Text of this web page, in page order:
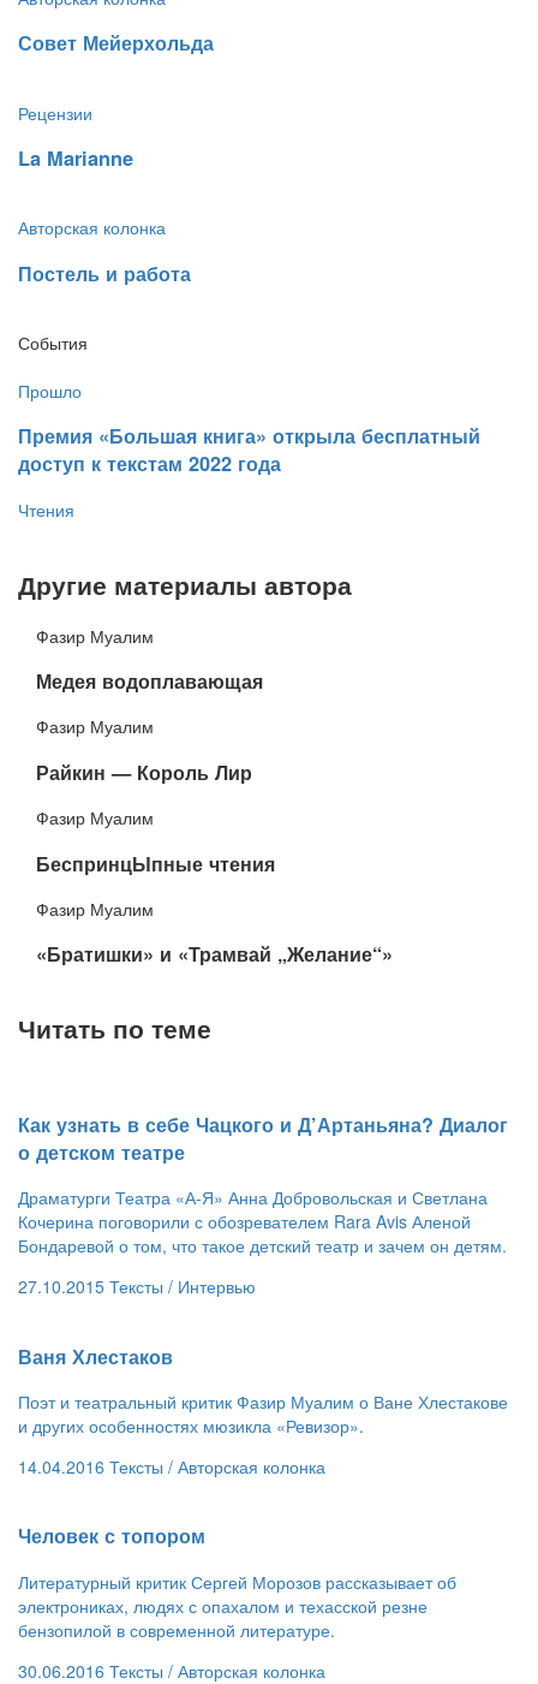
​Совет Мейерхольда
Рецензии
​La Marianne
Авторская колонка
​Постель и работа
События
Прошло
​Премия «Большая книга» открыла бесплатный
доступ к текстам 2022 года
Чтения
Другие материалы автора
Фазир Муалим
​Медея водоплавающая
Фазир Муалим
​Райкин — Король Лир
Фазир Муалим
​БеспринцЫпные чтения
Фазир Муалим
​«Братишки» и «Трамвай „Желание“»
Читать по теме
​Как узнать в себе Чацкого и Д’Артаньяна? Диалог
о детском театре
Драматурги Театра «А-Я» Анна Добровольская и Светлана
Кочерина поговорили с обозревателем Rara Avis Аленой
Бондаревой о том, что такое детский театр и зачем он детям.
27.10.2015 Тексты / Интервью
​Ваня Хлестаков
Поэт и театральный критик Фазир Муалим о Ване Хлестакове
и других особенностях мюзикла «Ревизор».
14.04.2016 Тексты / Авторская колонка
​Человек с топором
Литературный критик Сергей Морозов рассказывает об
электрониках, людях с опахалом и техасской резне
бензопилой в современной литературе.
30.06.2016 Тексты / Авторская колонка